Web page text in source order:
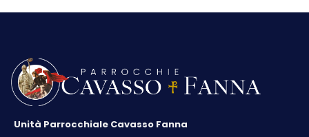
Unità Parrocchiale Cavasso Fanna